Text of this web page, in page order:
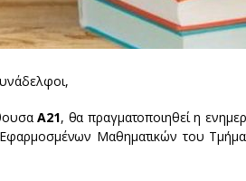
Α21, θα πραγματοποιηθεί η
Εφαρμοσμένων Μαθηματικών του